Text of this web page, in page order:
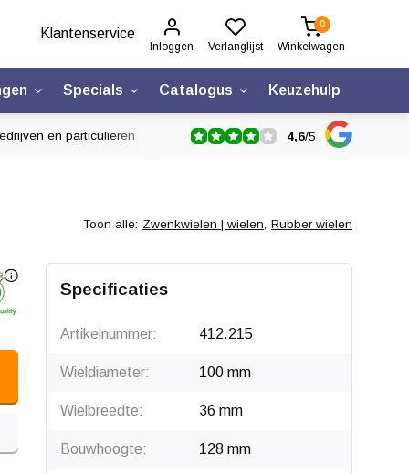
Klantenservice
Inloggen Verlanglijst
0
Winkelwagen
Specials Catalogus Keuzehulp
en particulieren 4,6/5
Toon alle: Zwenkwielen | wielen, Rubber wielen
Specificaties
Artikelnummer: 412.215
Wieldiameter: 100 mm
Wielbreedte: 36 mm
Bouwhoogte: 128 mm